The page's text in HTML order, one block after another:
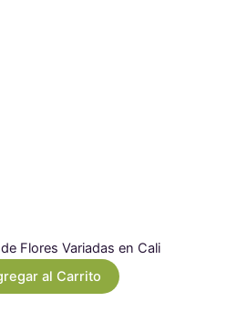
Flores Variadas en Cali
al Carrito